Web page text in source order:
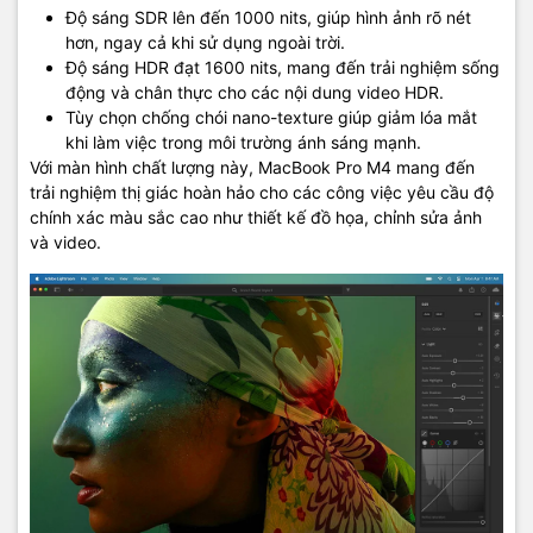
Độ sáng SDR lên đến 1000 nits, giúp hình ảnh rõ nét
hơn, ngay cả khi sử dụng ngoài trời.
Độ sáng HDR đạt 1600 nits, mang đến trải nghiệm sống
động và chân thực cho các nội dung video HDR.
Tùy chọn chống chói nano-texture giúp giảm lóa mắt
khi làm việc trong môi trường ánh sáng mạnh.
Với màn hình chất lượng này, MacBook Pro M4 mang đến
trải nghiệm thị giác hoàn hảo cho các công việc yêu cầu độ
chính xác màu sắc cao như thiết kế đồ họa, chỉnh sửa ảnh
và video.